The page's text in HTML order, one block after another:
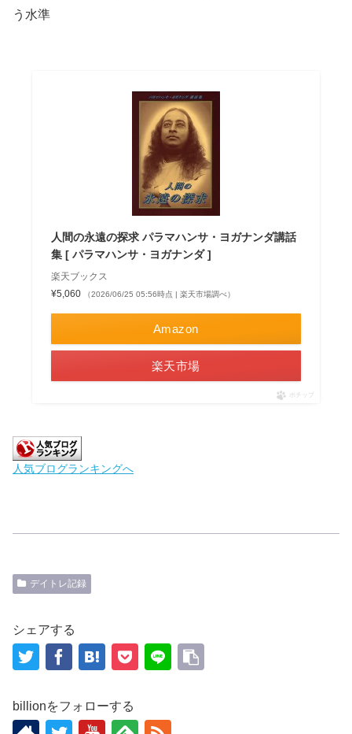
う水準
人間の永遠の探求 パラマハンサ・ヨガナンダ講話
集 [ パラマハンサ・ヨガナンダ ]
楽天ブックス
¥5,060
（2026/06/25 05:56時点 | 楽天市場調べ）
Amazon
楽天市場
ポチップ
人気ブログランキングへ
デイトレ記録
シェアする
billionをフォローする